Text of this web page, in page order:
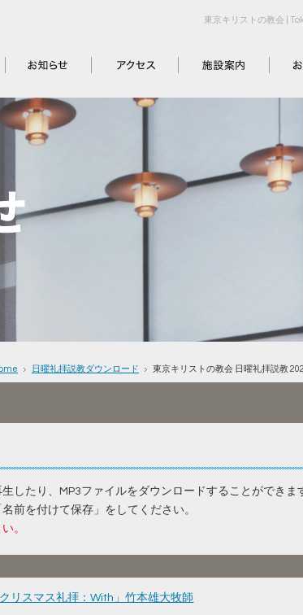
東京キリストの教会 |
お知らせ アクセス 施設案内 お問
日曜礼拝説教ダウンロード 東京キリストの教会 日曜礼拝説教
したり、MP3ファイルをダウンロードすることができま
前を付けて保存」をしてください。
。
リスマス礼拝：With」竹本雄大牧師